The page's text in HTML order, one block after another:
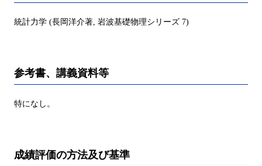
統計力学 (長岡洋介著, 岩波基礎物理シリーズ 7)
参考書、講義資料等
特になし。
成績評価の方法及び基準